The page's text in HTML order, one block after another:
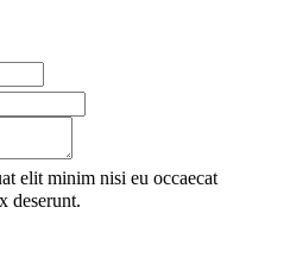
elit minim nisi eu occaecat
deserunt.